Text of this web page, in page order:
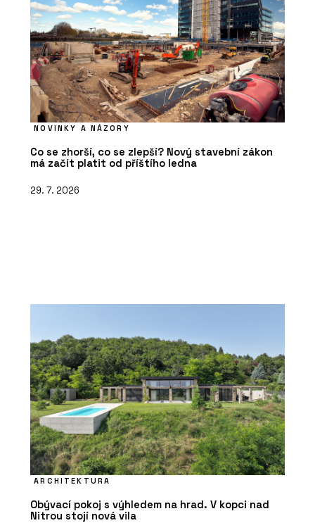
NOVINKY A NÁZORY
Co se zhorší, co se zlepší? Nový stavební zákon
má začít platit od příštího ledna
29. 7. 2026
ARCHITEKTURA
Obývací pokoj s výhledem na hrad. V kopci nad
Nitrou stojí nová vila